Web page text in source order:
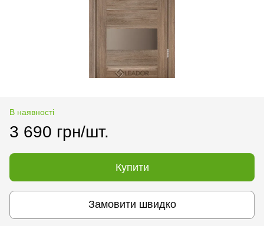
В наявності
3 690 грн/шт.
Купити
Замовити швидко